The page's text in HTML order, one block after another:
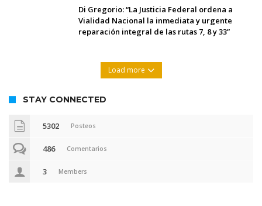
Di Gregorio: “La Justicia Federal ordena a
Vialidad Nacional la inmediata y urgente
reparación integral de las rutas 7, 8 y 33”
Load more
STAY CONNECTED
5302 Posteos
486 Comentarios
3 Members